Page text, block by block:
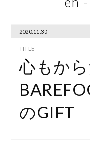
2020.11.30 -
心もか
のGIFT